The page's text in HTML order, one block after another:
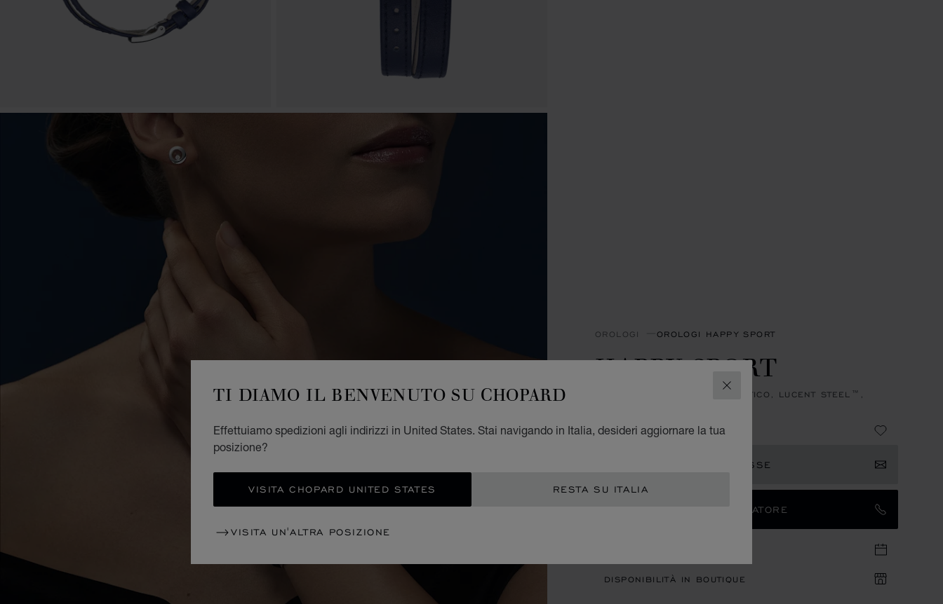
CHIUDI
TI DIAMO IL BENVENUTO SU CHOPARD
Effettuiamo spedizioni agli indirizzi in United States. Stai navigando in Italia, desideri aggiornare la tua
posizione?
VISITA CHOPARD UNITED STATES RESTA SU ITALIA
VISITA UN'ALTRA POSIZIONE
OROLOGI OROLOGI HAPPY SPORT
HAPPY SPORT
25 MM, QUARZO, ORO ROSA ETICO, LUCENT STEEL™,
€ 6,770
REGISTRA IL TUO INTERESSE
CONTATTARE UN AMBASCIATORE
DISPONIBILITÀ IN BOUTIQUE